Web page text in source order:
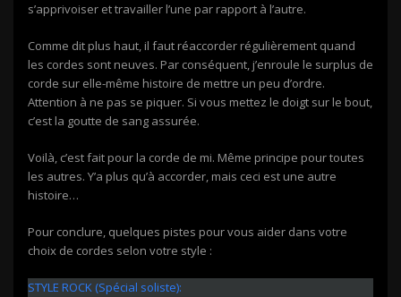
s’apprivoiser et travailler l’une par rapport à l’autre.
Comme dit plus haut, il faut réaccorder régulièrement quand
les cordes sont neuves. Par conséquent, j’enroule le surplus de
corde sur elle-même histoire de mettre un peu d’ordre.
Attention à ne pas se piquer. Si vous mettez le doigt sur le bout,
c’est la goutte de sang assurée.
Voilà, c’est fait pour la corde de mi. Même principe pour toutes
les autres. Y’a plus qu’à accorder, mais ceci est une autre
histoire…
Pour conclure, quelques pistes pour vous aider dans votre
choix de cordes selon votre style :
STYLE ROCK (Spécial soliste):